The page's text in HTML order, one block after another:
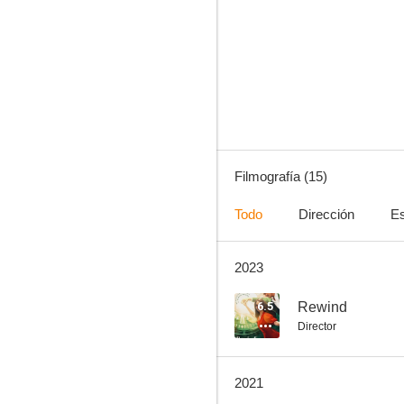
Filmografía (15)
Todo Dirección
2023
6.5 Rewind
Director
2021